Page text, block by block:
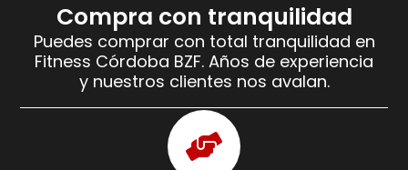
Compra con tranquilidad
Puedes comprar con total tranquilidad en
Fitness Córdoba BZF. Años de experiencia
y nuestros clientes nos avalan.